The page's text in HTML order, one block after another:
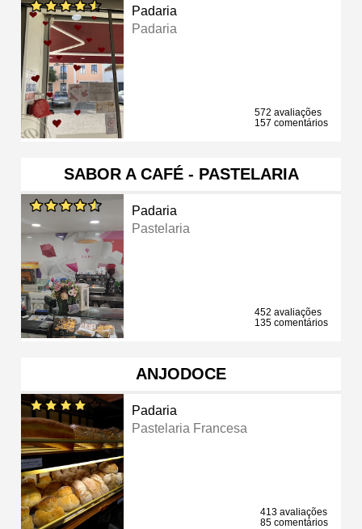
Padaria
Padaria
572 avaliações
157 comentários
SABOR A CAFÉ - PASTELARIA
Padaria
Pastelaria
452 avaliações
135 comentários
ANJODOCE
Padaria
Pastelaria Francesa
413 avaliações
85 comentários